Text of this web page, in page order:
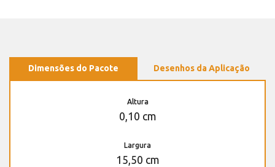
Dimensões do Pacote Desenhos da Aplicação
Altura
0,10 cm
Largura
15,50 cm